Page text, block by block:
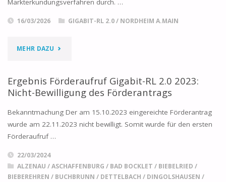
Markterkundungsverfahren durch. …
16/03/2026 GIGABIT-RL 2.0/ NORDHEIM A.MAIN
MEHR DAZU "KARTE:
DER
MARKTERKUNDUNG
2025
NORDHEIM
Ergebnis Förderaufruf Gigabit-RL 2.0 2023:
Nicht-Bewilligung des Förderantrags
Bekanntmachung Der am 15.10.2023 eingereichte Förderantrag
wurde am 22.11.2023 nicht bewilligt. Somit wurde für den ersten
Förderaufruf …
22/03/2024
ALZENAU /ASCHAFFENBURG / BAD BOCKLET / BIEBELRIED /
BIEBEREHREN / BUCHBRUNN / DETTELBACH / DINGOLSHAUSEN /